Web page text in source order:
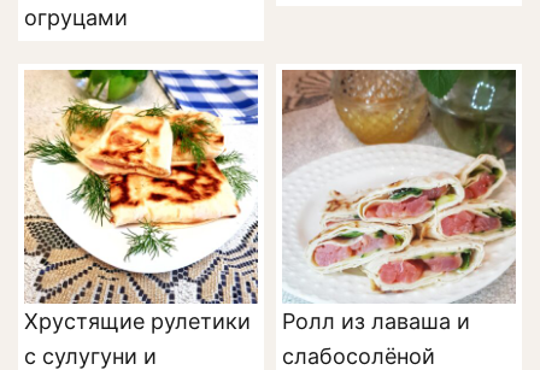
огруцами
Хрустящие рулетики
с сулугуни и
Ролл из лаваша и
слабосолёной